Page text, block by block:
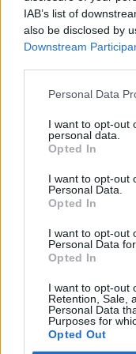
IAB’s list of
also be disclosed by
Downstream
Personal Data
I want to opt-out
personal data.
Opted In
I want to opt-out
Personal Data.
Opted In
I want to opt-out
Personal Data
Opted In
I want to opt-out
Retention, Sale,
Personal Data
Purposes for
Opted Out
Május 28.
A
Május 29.
Az
Május 31.
Május 31.
Május 31.
Május 31.
Vissza a naptár